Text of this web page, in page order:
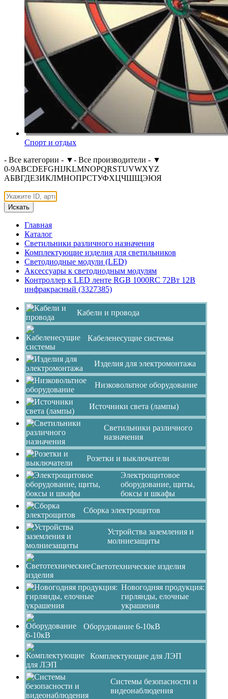
Спорт и отдых
- Все категории - ▼- Все производители - ▼
0-9ABCDEFGHIJKLMNOPQRSTUVWXYZ
АБВГДЕЗИКЛМНОПРСТУФХЦЧШЩЭЮЯ
Искать
Главная
Каталог
Светильники различного назначения
Комплектующие изделия для светильников
Светодиодные модули (LED)
Аксессуары к светодиодным модулям
Контроллер к LED ленте RGB 1000RC 72Вт 12В
инфракрасный (3327385)
Кабели и провода
Кабеленесущие системы
Изделия для электромонтажа
Низковольтное оборудование
Источники света (лампы)
Светильники различного
назначения
Розетки и выключатели
Электрощитовое
оборудование, щиты,
боксы и шкафы
Сборка электрощитов
Устройства заземления и
молниезащиты
Светотехнические изделия
Новогодняя продукция:
гирлянды, елочные
украшения
Оборудование 6-10кВ
Комплектующие для ЛЭП
Системы безопасности и
видеонаблюдения